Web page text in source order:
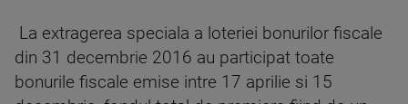
La extragerea speciala a loteriei bonurilor fiscale
din 31 decembrie 2016 au participat toate
bonurile fiscale emise intre 17 aprilie si 15